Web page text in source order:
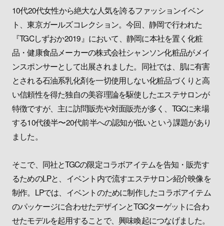
10代20代女性から絶大な人気を誇るファッションイベン
ト、東京ガールズコレクション。今回、静岡で行われた
『TGCしずおか2019』において、静岡に本社を置く化粧
品・健康食品メーカーの株式会社シャンソン化粧品がメイ
ンスポンサーとして出展されました。同社では、肌に有害
とされる石油系乳化剤を一切使用しない化粧品づくりと高
い信頼性を得た独自の美容理論を駆使したエステサロンが
特徴ですが、主に訪問販売や対面販売が多く、TGCに来場
する10代後半〜20代前半への認知が低いという課題があり
ました。
そこで、同社とTGCの限定コラボアイテムを告知・販売す
るためのLPと、イベント内で流すエステサロン紹介映像を
制作。LPでは、イベントのために制作したコラボアイテム
のパッケージに合わせたデザインとTGCターゲットに合わ
せたモデルを起用することで、興味喚起につなげました。